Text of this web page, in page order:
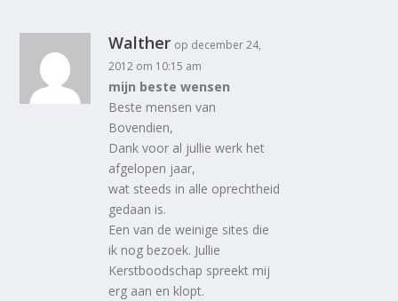
Walther op december 24,
2012 om 10:15 am
mijn beste wensen
Beste mensen van
Bovendien,
Dank voor al jullie werk het
afgelopen jaar,
wat steeds in alle oprechtheid
gedaan is.
Een van de weinige sites die
ik nog bezoek. Jullie
Kerstboodschap spreekt mij
erg aan en klopt.